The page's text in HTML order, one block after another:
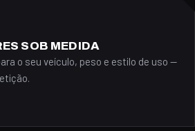
SOB MEDIDA
o seu veículo, peso e estilo de uso —